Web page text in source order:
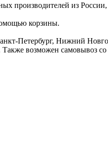
производителей из
корзины.
Петербург, Нижний
возможен самовывоз